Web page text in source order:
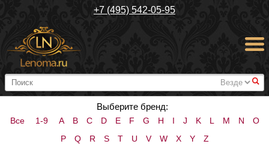
+7 (495) 542-05-95
#
Выберите бренд:
Все 1-9 A B C D E F G H I J K L M N
O
P
Q R S T U V W X Y Z